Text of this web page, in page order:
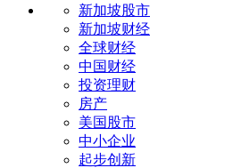
新加坡股市
新加坡财经
全球财经
中国财经
投资理财
房产
美国股市
中小企业
起步创新